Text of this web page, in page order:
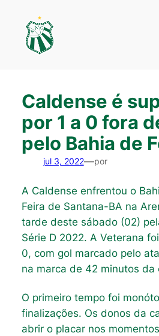
conteúdo
Caldense é
por 1 a 0 fora
pelo Bahia de
jul 3, 2022—por
A Caldense enfrentou o
Feira de Santana-BA na
tarde deste sábado (02)
Série D 2022. A Veterana
0, com gol marcado pelo
na marca de 42 minutos da
O primeiro tempo foi
finalizações. Os donos da
abrir o placar nos